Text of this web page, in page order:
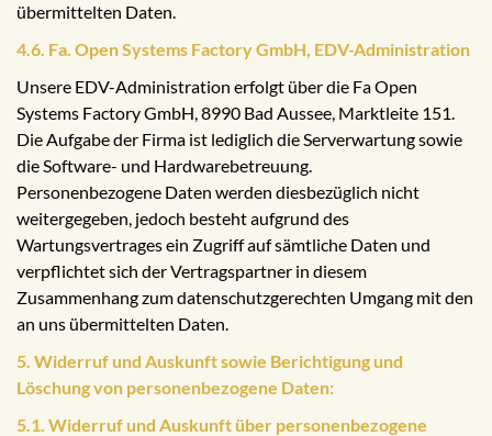
übermittelten Daten.
4.6. Fa. Open Systems Factory GmbH, EDV-Administration
Unsere EDV-Administration erfolgt über die Fa Open
Systems Factory GmbH, 8990 Bad Aussee, Marktleite 151.
Die Aufgabe der Firma ist lediglich die Serverwartung sowie
die Software- und Hardwarebetreuung.
Personenbezogene Daten werden diesbezüglich nicht
weitergegeben, jedoch besteht aufgrund des
Wartungsvertrages ein Zugriff auf sämtliche Daten und
verpflichtet sich der Vertragspartner in diesem
Zusammenhang zum datenschutzgerechten Umgang mit den
an uns übermittelten Daten.
5. Widerruf und Auskunft sowie Berichtigung und
Löschung von personenbezogene Daten:
5.1. Widerruf und Auskunft über personenbezogene